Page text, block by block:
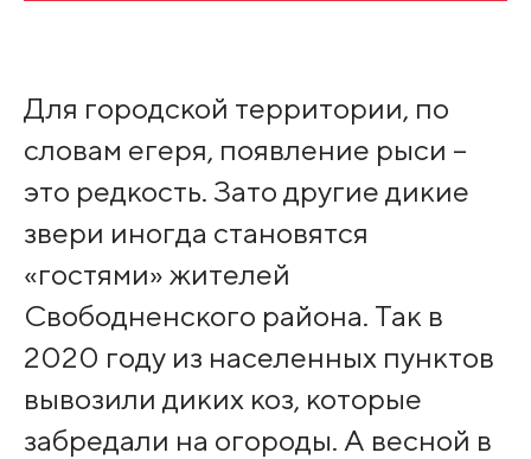
Для городской территории, по
словам егеря, появление рыси –
это редкость. Зато другие дикие
звери иногда становятся
«гостями» жителей
Свободненского района. Так в
2020 году из населенных пунктов
вывозили диких коз, которые
забредали на огороды. А весной в